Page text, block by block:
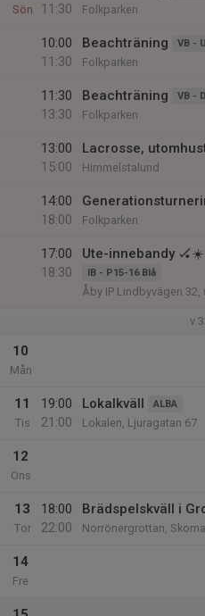
Sön
11:30
Folkparken
10:00
11:30
Beachträning VB -
Folkparken
11:30
13:30
Beachträning VB -
Folkparken
13:00
15:00
Lacrosse,
Himmelstalund
14:00
18:00
Folkparken
17:00
18:30
Ute-innebandy 🏑☀️
IB - P15-16 Blå
Åby IP Lindbyvägen 32,
10
Mån
11
Tis
19:00
21:00
Lokalkväll ALBA
Lokalen, Ljuragatan 67
12
Ons
13
Tor
18:00
22:00
Brädspelskväll i
Norrönergrottan,
14
Fre